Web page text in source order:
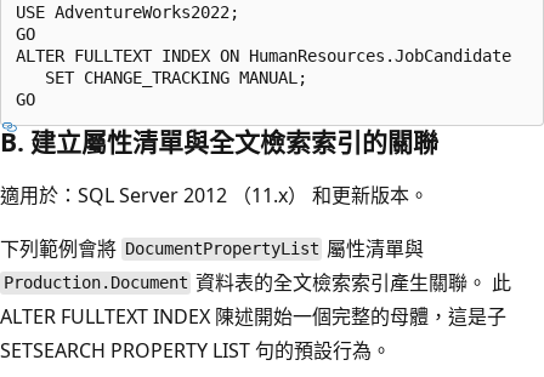
USE AdventureWorks2022;
GO
ALTER FULLTEXT INDEX ON HumanResources.JobCandidate
   SET CHANGE_TRACKING MANUAL;
B. 建立屬性清單與全文檢索索引的關聯
適用於：SQL Server 2012 （11.x） 和更新版本。
下列範例會將 DocumentPropertyList 屬性清單與
Production.Document 資料表的全文檢索索引產生關聯。 此
ALTER FULLTEXT INDEX 陳述開始一個完整的母體，這是子
SETSEARCH PROPERTY LIST 句的預設行為。